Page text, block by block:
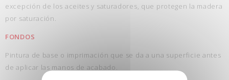
excepción de los aceites y saturadores, que protegen la madera
por saturación.
FONDOS
Pintura de base o imprimación que se da a una superficie antes
de aplicar las manos de acabado.